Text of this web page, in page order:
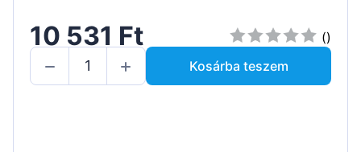
10 531 Ft
()
Kosárba teszem